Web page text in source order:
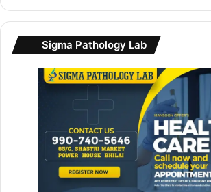
Sigma Pathology Lab